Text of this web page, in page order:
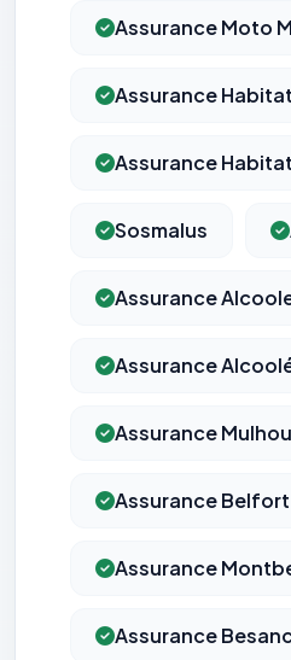
Assurance Moto
Assurance
Assurance
Sosmalus
Assurance
Assurance
Assurance
Assurance Belfort
Assurance
Assurance